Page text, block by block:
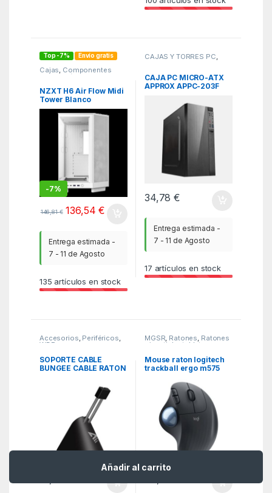
Añadir al carrito
Top -7% Envío gratis
Cajas, Componentes
integración
NZXT H6 Air Flow Midi
Tower Blanco
-7%
146,81€ 136,54€
Entrega estimada -
7 - 11 de Agosto
135 artículos en stock
CAJAS Y TORRES PC,
CAJA PC MICRO-ATX
APPROX APPC-203F
USB3.0 NEGRA
34,78€
Entrega estimada -
7 - 11 de Agosto
17 artículos en stock
Accesorios, Periféricos,
WBR
SOPORTE CABLE
BUNGEE CABLE RATON
MGSR, Ratones, Ratones
- joystick y tabletas
Mouse raton logitech
trackball ergo m575
inalambrico grafito